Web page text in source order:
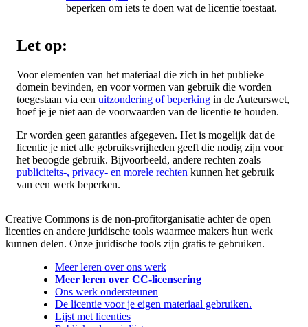
beperken om iets te doen wat de licentie toestaat.
Let op:
Voor elementen van het materiaal die zich in het publieke
domein bevinden, en voor vormen van gebruik die worden
toegestaan via een uitzondering of beperking in de Auteurswet,
hoef je je niet aan de voorwaarden van de licentie te houden.
Er worden geen garanties afgegeven. Het is mogelijk dat de
licentie je niet alle gebruiksvrijheden geeft die nodig zijn voor
het beoogde gebruik. Bijvoorbeeld, andere rechten zoals
publiciteits-, privacy- en morele rechten kunnen het gebruik
van een werk beperken.
Creative Commons is de non-profitorganisatie achter de open
licenties en andere juridische tools waarmee makers hun werk
kunnen delen. Onze juridische tools zijn gratis te gebruiken.
Meer leren over ons werk
Meer leren over CC-licensering
Ons werk ondersteunen
De licentie voor je eigen materiaal gebruiken.
Lijst met licenties